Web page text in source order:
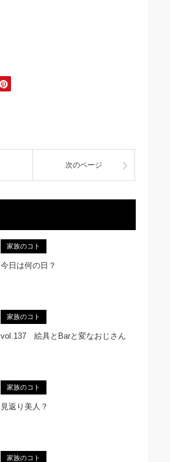
次のページ
家族のコト
今日は何の日？
家族のコト
vol.137 絵具とBarと変なおじさん
家族のコト
見返り美人？
家族のコト